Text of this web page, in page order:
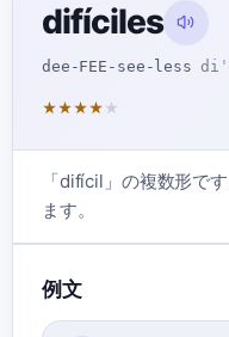
difíciles
dee-FEE-see-less
★★★★ ★
「difícil」の複数形で
ます。
例文